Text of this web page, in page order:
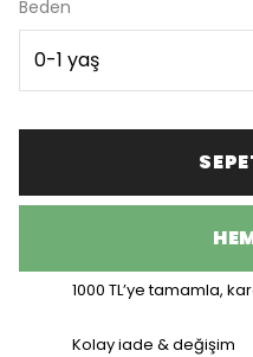
Beden
1000 TL’ye tamamla,
Kolay iade & değişim